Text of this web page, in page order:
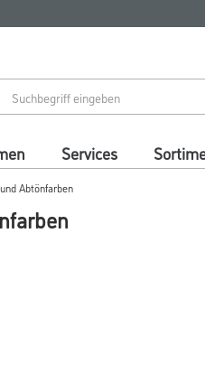
Services
Abtönfarben